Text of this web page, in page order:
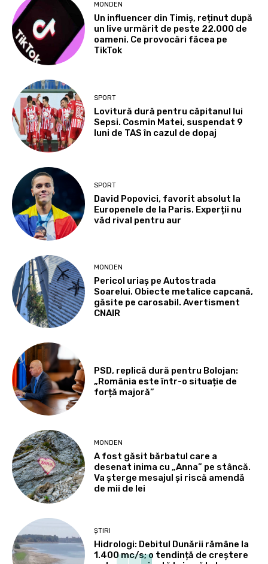
MONDEN
Un influencer din Timiș, reținut după
un live urmărit de peste 22.000 de
oameni. Ce provocări făcea pe
TikTok
SPORT
Lovitură dură pentru căpitanul lui
Sepsi. Cosmin Matei, suspendat 9
luni de TAS în cazul de dopaj
SPORT
David Popovici, favorit absolut la
Europenele de la Paris. Experții nu
văd rival pentru aur
MONDEN
Pericol uriaș pe Autostrada
Soarelui. Obiecte metalice capcană,
găsite pe carosabil. Avertisment
CNAIR
PSD, replică dură pentru Bolojan:
„România este într-o situație de
forță majoră”
MONDEN
A fost găsit bărbatul care a
desenat inima cu „Anna” pe stâncă.
Va șterge mesajul și riscă amendă
de mii de lei
ȘTIRI
Hidrologi: Debitul Dunării rămâne la
1.400 mc/s; o tendință de creștere